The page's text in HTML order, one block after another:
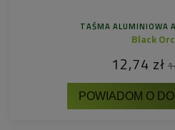
TAŚMA ALUMINIOWA
Black
12,74 zł
POWIADOM O